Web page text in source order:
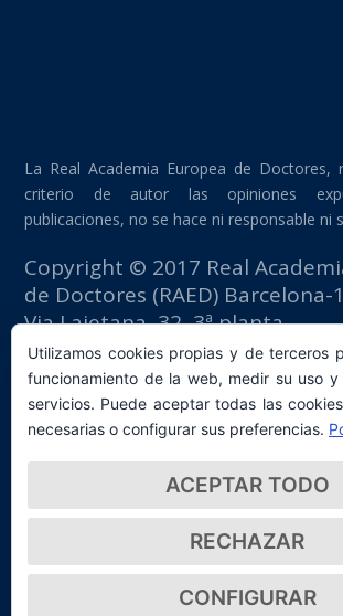
La Real Academia Europea de Doctores,
criterio de autor las opiniones
publicaciones, no se hace ni responsable ni
Copyright © 2017 Real
de Doctores (RAED) Barcelona-
Via Laietana, 32, 3ª planta
Edificio Fomento del Trabajo
08003 Barcelona (España)
tlf: +34 93 667 40 54
secretaria@raed.academy
Contacto y suscripción Newsletter
Política de privacidad
Utilizamos cookies propias y de terceros
funcionamiento de la web, medir su uso y
servicios. Puede aceptar todas las
necesarias o configurar sus preferencias.
ACEPTAR TODO
RECHAZAR
CONFIGURAR